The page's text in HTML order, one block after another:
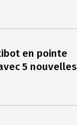
en pointe
5 nouvelles